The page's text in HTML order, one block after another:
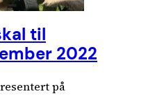
til
2022
på